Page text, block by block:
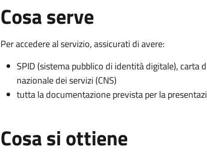
Cosa serve
Per accedere al servizio, assicurati di avere:
SPID (sistema pubblico di identità digitale), carta
nazionale dei servizi (CNS)
tutta la documentazione prevista per la
Cosa si ottiene